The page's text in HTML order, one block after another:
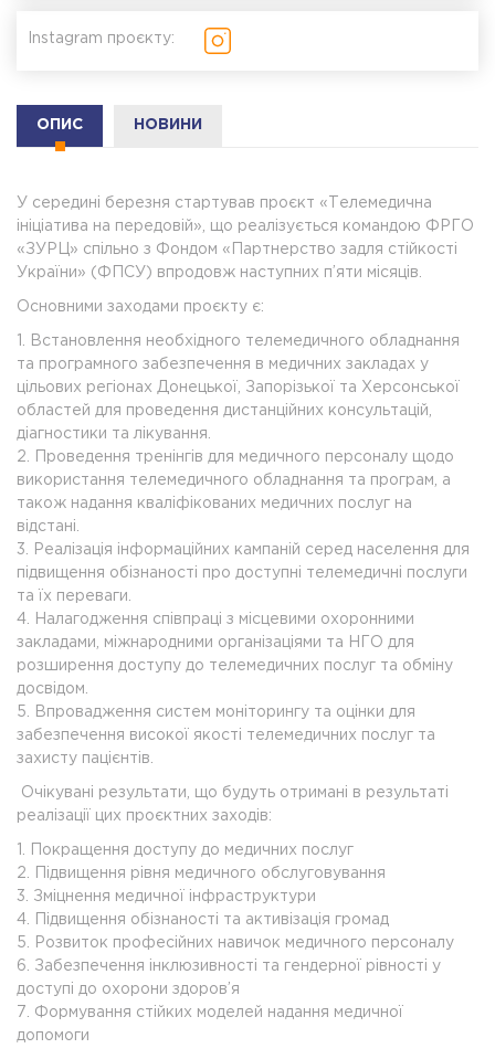
Instagram проєкту:
ОПИС НОВИНИ
У середині березня стартував проєкт «Телемедична
ініціатива на передовій», що реалізується командою ФРГО
«ЗУРЦ» спільно з Фондом «Партнерство задля стійкості
України» (ФПСУ) впродовж наступних п’яти місяців.
Основними заходами проєкту є:
1. Встановлення необхідного телемедичного обладнання
та програмного забезпечення в медичних закладах у
цільових регіонах Донецької, Запорізької та Херсонської
областей для проведення дистанційних консультацій,
діагностики та лікування.
2. Проведення тренінгів для медичного персоналу щодо
використання телемедичного обладнання та програм, а
також надання кваліфікованих медичних послуг на
відстані.
3. Реалізація інформаційних кампаній серед населення для
підвищення обізнаності про доступні телемедичні послуги
та їх переваги.
4. Налагодження співпраці з місцевими охоронними
закладами, міжнародними організаціями та НГО для
розширення доступу до телемедичних послуг та обміну
досвідом.
5. Впровадження систем моніторингу та оцінки для
забезпечення високої якості телемедичних послуг та
захисту пацієнтів.
Очікувані результати, що будуть отримані в результаті
реалізації цих проєктних заходів:
1. Покращення доступу до медичних послуг
2. Підвищення рівня медичного обслуговування
3. Зміцнення медичної інфраструктури
4. Підвищення обізнаності та активізація громад
5. Розвиток професійних навичок медичного персоналу
6. Забезпечення інклюзивності та гендерної рівності у
доступі до охорони здоров’я
7. Формування стійких моделей надання медичної
допомоги